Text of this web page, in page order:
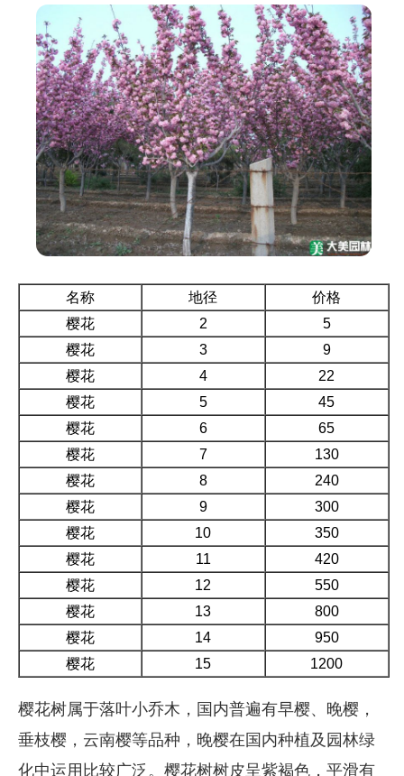
名称 地径
价格
樱花
2
5
樱花
3
9
樱花
4
22
樱花
5
45
樱花
6
65
樱花
7
130
樱花
8
240
樱花
9
300
樱花
10
350
樱花
11
420
樱花
12
550
樱花
13
800
樱花
14
950
樱花
15 1200
樱花树属于落叶小乔木，国内普遍有早樱、晚樱，
垂枝樱，云南樱等品种，晚樱在国内种植及园林绿
化中运用比较广泛。樱花树树皮呈紫褐色，平滑有